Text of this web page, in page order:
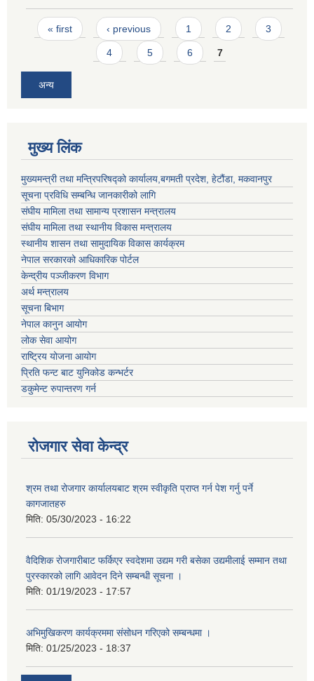
Pages
« first ‹ previous 1 2 3
4 5 6 7
अन्य
मुख्य लिंक
मुख्यमन्त्री तथा मन्त्रिपरिषद्को कार्यालय,बगमती प्रदेश, हेटौंडा, मकवानपुर
सूचना प्रविधि सम्बन्धि जानकारीको लागि
संघीय मामिला तथा सामान्य प्रशासन मन्त्रालय
संघीय मामिला तथा स्थानीय विकास मन्त्रालय
स्थानीय शासन तथा सामुदायिक विकास कार्यक्रम
नेपाल सरकारको आधिकारिक पोर्टल
केन्द्रीय पञ्जीकरण विभाग
अर्थ मन्त्रालय
सूचना बिभाग
नेपाल कानुन आयोग
लोक सेवा आयोग
राष्ट्रिय योजना आयोग
प्रिति फन्ट बाट युनिकोड कन्भर्टर
डकुमेन्ट रुपान्तरण गर्न
रोजगार सेवा केन्द्र
श्रम तथा रोजगार कार्यालयबाट श्रम स्वीकृति प्राप्त गर्न पेश गर्नु पर्ने
कागजातहरु
मिति: 05/30/2023 - 16:22
वैदिशिक रोजगारीबाट फर्किएर स्वदेशमा उद्यम गरी बसेका उद्यमीलाई सम्मान तथा
पुरस्कारको लागि आवेदन दिने सम्बन्धी सूचना ।
मिति: 01/19/2023 - 17:57
अभिमुखिकरण कार्यक्रममा संसोधन गरिएको सम्बन्धमा ।
मिति: 01/25/2023 - 18:37